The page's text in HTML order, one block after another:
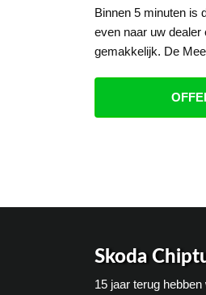
Binnen 5 minuten is
even naar uw dealer
gemakkelijk. De
Skoda
15 jaar terug